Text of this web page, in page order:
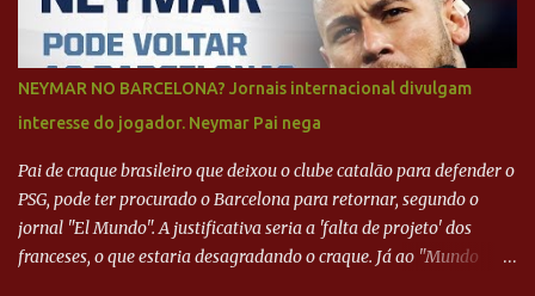
NEYMAR NO BARCELONA? Jornais internacional divulgam
interesse do jogador. Neymar Pai nega
Pai de craque brasileiro que deixou o clube catalão para defender o
PSG, pode ter procurado o Barcelona para retornar, segundo o
jornal "El Mundo". A justificativa seria a 'falta de projeto' dos
franceses, o que estaria desagradando o craque. Já ao "Mundo